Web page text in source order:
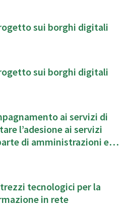
sui borghi digitali
sui borghi digitali
ai servizi di
l’adesione ai servizi
di amministrazioni ed
tecnologici per la
in rete